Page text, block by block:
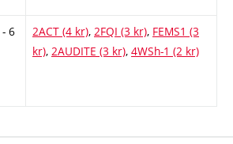
6
2ACT (4 kr), 2FQI (3 kr), FEMS1 (3
kr), 2AUDITE (3 kr), 4WSh-1 (2 kr)